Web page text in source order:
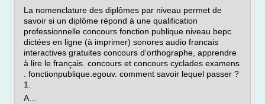
La nomenclature des diplômes par niveau permet de
savoir si un diplôme répond à une qualification
professionnelle concours fonction publique niveau bepc
dictées en ligne (à imprimer) sonores audio francais
interactives gratuites concours d'orthographe, apprendre
à lire le français. concours et concours cyclades examens
. fonctionpublique.egouv. comment savoir lequel passer ?
1.
A...